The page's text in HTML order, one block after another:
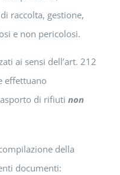
raccolta, gestione,
e non pericolosi.
ai sensi dell’art. 212
effettuano
di rifiuti non
della
documenti: